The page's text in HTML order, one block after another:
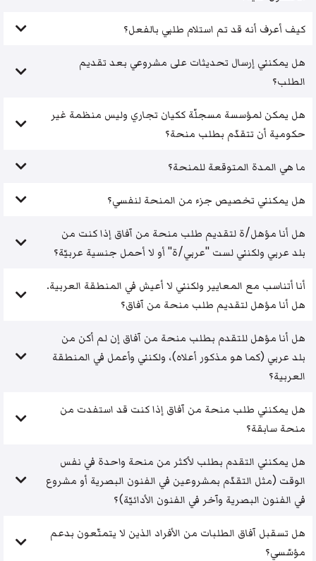
كيف أعرف أنه قد تم استلام طلبي بالفعل؟
هل يمكنني إرسال تحديثات على مشروعي بعد تقديم
الطلب؟
هل يمكن لمؤسسة مسجلّة ككيان تجاري وليس منظمة غير
حكومية أن تتقدّم بطلب منحة؟
ما هي المدة المتوقعة للمنحة؟
هل يمكنني تخصيص جزء من المنحة لنفسي؟
هل أنا مؤهل/ة لتقديم طلب منحة من آفاق إذا كنت من
بلد عربي ولكنني لست "عربي/ة" أو لا أحمل جنسية عربيّة؟
أنا أتناسب مع المعايير ولكنني لا أعيش في المنطقة العربية.
هل أنا مؤهل لتقديم طلب منحة من آفاق؟
هل أنا مؤهل للتقدم بطلب منحة من آفاق إن لم أكن من
بلد عربي (كما هو مذكور أعلاه)، ولكنني وأعمل في المنطقة
العربية؟
هل يمكنني طلب منحة من آفاق إذا كنت قد استفدت من
منحة سابقة؟
هل يمكنني التقدم بطلب لأكثر من منحة واحدة في نفس
الوقت (مثل التقدّم بمشروعين في الفنون البصرية أو مشروع
في الفنون البصرية وآخر في الفنون الأدائيّة)؟
هل تسقبل آفاق الطلبات من الأفراد الذين لا يتمتّعون بدعم
مؤسّسي؟